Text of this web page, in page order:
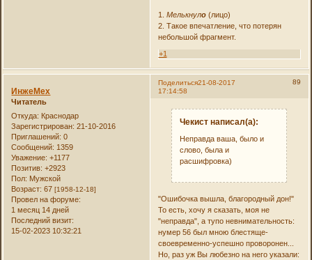
1. Мелькнуло(лицо)
2. Такое впечатление, что потерян
небольшой фрагмент.
+1
Поделиться 89
21-08-2017
17:14:58
ИнжеМех
Читатель
Откуда: Краснодар
Зарегистрирован: 21-10-2016
Приглашений: 0
Сообщений: 1359
Уважение: +1177
Позитив: +2923
Пол: Мужской
Возраст: 67[1958-12-18]
Провел на форуме:
1 месяц 14 дней
Последний визит:
15-02-2023 10:32:21
Чекист написал(а):
Неправда ваша, было и
слово, была и
расшифровка)
"Ошибочка вышла, благородный дон!"
То есть, хочу я сказать, моя не
"неправда", а тупо невнимательность:
нумер 56 был мною блестяще-
своевременно-успешно проворонен...
Но, раз уж Вы любезно на него указали: